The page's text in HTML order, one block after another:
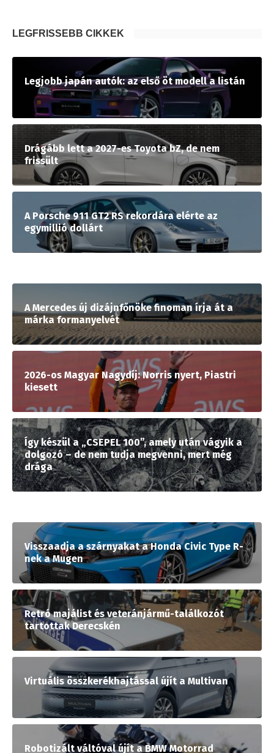
LEGFRISSEBB CIKKEK
Legjobb japán autók: az első öt modell a listán
Drágább lett a 2027-es Toyota bZ, de nem
frissült
A Porsche 911 GT2 RS rekordára elérte az
egymillió dollárt
A Mercedes új dizájnfőnöke finoman írja át a
márka formanyelvét
2026-os Magyar Nagydíj: Norris nyert, Piastri
kiesett
Így készül a „CSEPEL 100”, amely után vágyik a
dolgozó – de nem tudja megvenni, mert még
drága
Visszaadja a szárnyakat a Honda Civic Type R-
nek a Mugen
Retró majálist és veteránjármű-találkozót
tartottak Derecskén
Virtuális összkerékhajtással újít a Multivan
Robotizált váltóval újít a BMW Motorrad